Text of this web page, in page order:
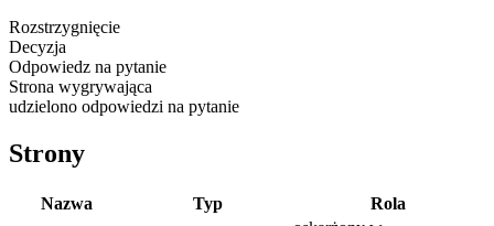
Rozstrzygnięcie
Decyzja
Odpowiedz na pytanie
Strona wygrywająca
udzielono odpowiedzi na pytanie
Strony
Nazwa Typ
Rola